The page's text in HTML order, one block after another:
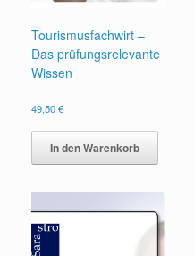
Tourismusfachwirt –
Das prüfungsrelevante
Wissen
49,50€
In den Warenkorb